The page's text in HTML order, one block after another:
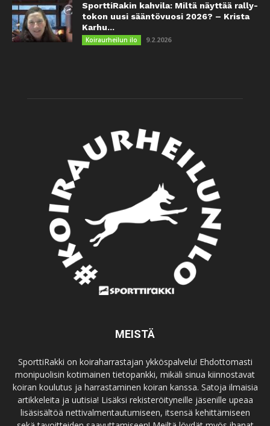
SporttiRakin kahvila: Miltä näyttää rally-
tokon uusi sääntövuosi 2026? – Krista
Karhu...
Koiraurheilun ilo 9.2.2026
MEISTÄ
SporttiRakki on koiraharrastajan ykköspalvelu! Ehdottomasti
monipuolisin kotimainen tietopankki, mikäli sinua kiinnostavat
koiran koulutus ja harrastaminen koiran kanssa. Satoja ilmaisia
artikkeleita ja uutisia! Lisäksi rekisteröityneille jäsenille upeaa
lisäsisältöä nettivalmentautumiseen, itsensä kehittämiseen